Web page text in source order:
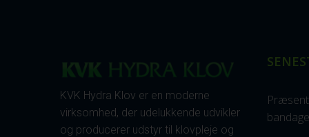
KVK Hydra Klov er en moderne
virksomhed, der udelukkende udvikler
og producerer udstyr til klovpleje og